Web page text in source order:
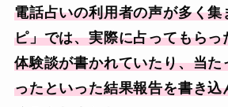
電話占いの利用者の声が多く集
ピ」では、実際に占ってもらっ
体験談が書かれていたり、当た
ったといった結果報告を書き込